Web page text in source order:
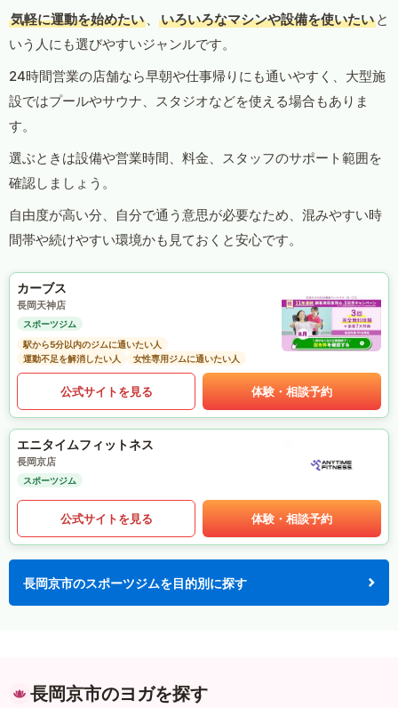
気軽に運動を始めたい 、 いろいろなマシンや設備を使いたい と
いう人にも選びやすいジャンルです。
24時間営業の店舗なら早朝や仕事帰りにも通いやすく、大型施
設ではプールやサウナ、スタジオなどを使える場合もありま
す。
選ぶときは設備や営業時間、料金、スタッフのサポート範囲を
確認しましょう。
自由度が高い分、自分で通う意思が必要なため、混みやすい時
間帯や続けやすい環境かも見ておくと安心です。
カーブス
長岡天神店
スポーツジム
駅から5分以内のジムに通いたい人
運動不足を解消したい人
女性専用ジムに通いたい人
公式サイトを見る 体験・相談予約
エニタイムフィットネス
長岡京店
スポーツジム
公式サイトを見る 体験・相談予約
長岡京市のスポーツジムを目的別に探す
長岡京市のヨガを探す